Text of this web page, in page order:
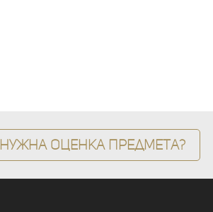
Нужна оценка предмета?